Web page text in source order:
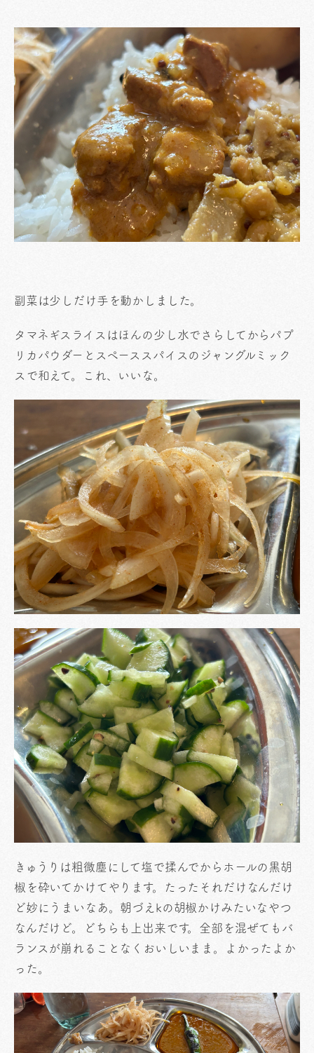
副菜は少しだけ手を動かしました。
タマネギスライスはほんの少し水でさらしてからパプ
リカパウダーとスペーススパイスのジャングルミック
スで和えて。これ、いいな。
きゅうりは粗微塵にして塩で揉んでからホールの黒胡
椒を砕いてかけてやります。たったそれだけなんだけ
ど妙にうまいなあ。朝づえkの胡椒かけみたいなやつ
なんだけど。どちらも上出来です。全部を混ぜてもバ
ランスが崩れることなくおいしいまま。よかったよか
った。